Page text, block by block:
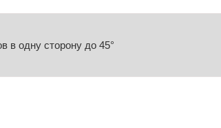
в одну сторону до 45°